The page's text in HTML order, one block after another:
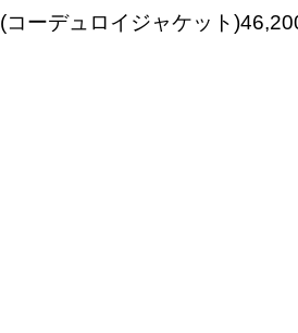
(コーデュロイジャケット